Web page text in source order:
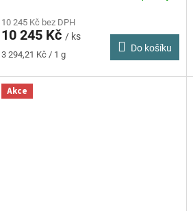
produktu
je
4,4
5
hvězdiček.
10 245 Kč bez DPH
10 245 Kč / ks
Měrná
3 294,21 Kč / 1 g
Do košíku
Akce